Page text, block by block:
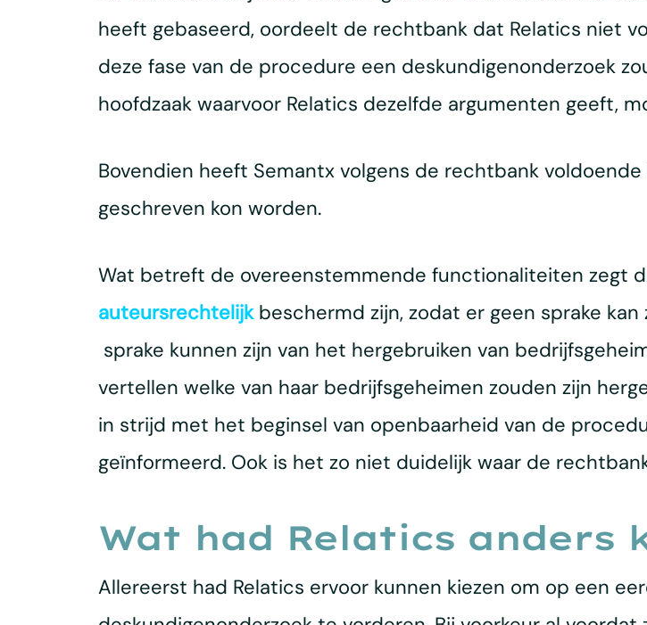
heeft gebaseerd, oordeelt de rechtbank dat Relatics niet
deze fase van de procedure een deskundigenonderzoek
hoofdzaak waarvoor Relatics dezelfde argumenten geeft,
Bovendien heeft Semantx volgens de rechtbank
geschreven kon worden.
Wat betreft de overeenstemmende functionaliteiten zegt
auteursrechtelijkbeschermd zijn, zodat er geen sprake
sprake kunnen zijn van het hergebruiken van
vertellen welke van haar bedrijfsgeheimen zouden zijn
in strijd met het beginsel van openbaarheid van de
geïnformeerd. Ook is het zo niet duidelijk waar de
Wat had Relatics anders
Allereerst had Relatics ervoor kunnen kiezen om op een